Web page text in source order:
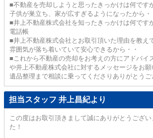
■不動産を売却しようと思ったきっかけは何です
子供が巣立ち、家が広すぎるようになったから・
■井上不動産株式会社を知ったきっかけは何です
電話帳
■井上不動産株式会社とお取引頂いた理由を教え
雰囲気が落ち着いていて安心できるから・・
■これから不動産の売却をお考えの方にアドバイ
や井上不動産株式会社に対するメッセージをお願
遺品整理まで相談に乗ってくださりありがとうご
担当スタッフ 井上昌紀より
この度はお取引頂きまして誠にありがとうござい
た！